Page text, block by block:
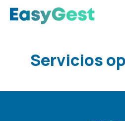
Servicios